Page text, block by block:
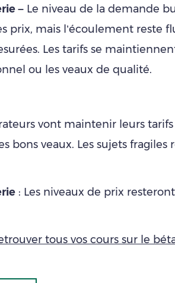
– Le niveau de la demande
prix, mais l’écoulement reste
Les tarifs se
ou les veaux de qualité.
vont maintenir leurs tarifs
bons veaux. Les sujets fragiles
: Les niveaux de prix
tous vos cours sur le